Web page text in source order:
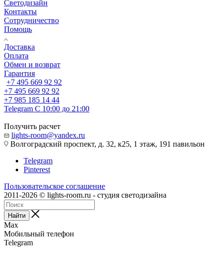
Светодизайн
Контакты
Сотрудничество
Помощь
Доставка
Оплата
Обмен и возврат
Гарантия
+7 495 669 92 92
+7 495 669 92 92
+7 985 185 14 44
Telegram С 10:00 до 21:00
Получить расчет
lights-room@yandex.ru
Волгоградский проспект, д. 32, к25, 1 этаж, 191 павильон
Telegram
Pinterest
Пользовательское соглашение
2011-2026 © lights-room.ru - студия светодизайна
Найти
Max
Мобильный телефон
Telegram